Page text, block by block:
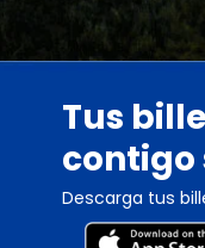
Tus
contigo
Descarga tus